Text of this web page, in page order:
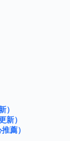
）
新）
薦）